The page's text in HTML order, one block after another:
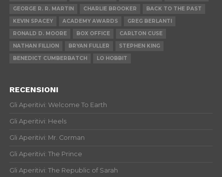
GEORGE R. R. MARTIN
CHARLIE BROOKER
BACK TO THE PAST
KEVIN SPACEY
ACADEMY AWARDS
GREG BERLANTI
RONALD D. MOORE
BOX OFFICE
CARLTON CUSE
NATHAN FILLION
BRYAN FULLER
STEPHEN KING
BENEDICT CUMBERBATCH
LO HOBBIT
RECENSIONI
Gli Aperitivi: Welcome To Earth
Gli Aperitivi: Heels
Gli Aperitivi: Mr. Corman
Gli Aperitivi: The Prince
Gli Aperitivi: The Republic of Sarah